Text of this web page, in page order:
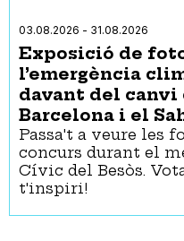
Feminismes
Gent Gran
Història
Interculturalitat
LGTBQIA+
Literatura
Música
Natura
Pensament
03.08.2026 - 31.08.2026
Exposició de
l’emergència
davant del
Barcelona i el
Passa't a veure les
concurs durant el
Cívic del Besòs.
t'inspiri!